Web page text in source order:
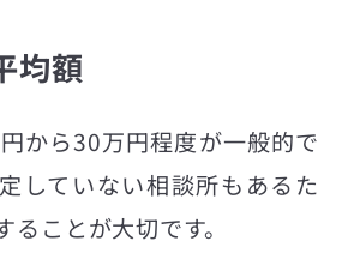
均額
から30万円程度が一般的で
していない相談所もあるた
ことが大切です。